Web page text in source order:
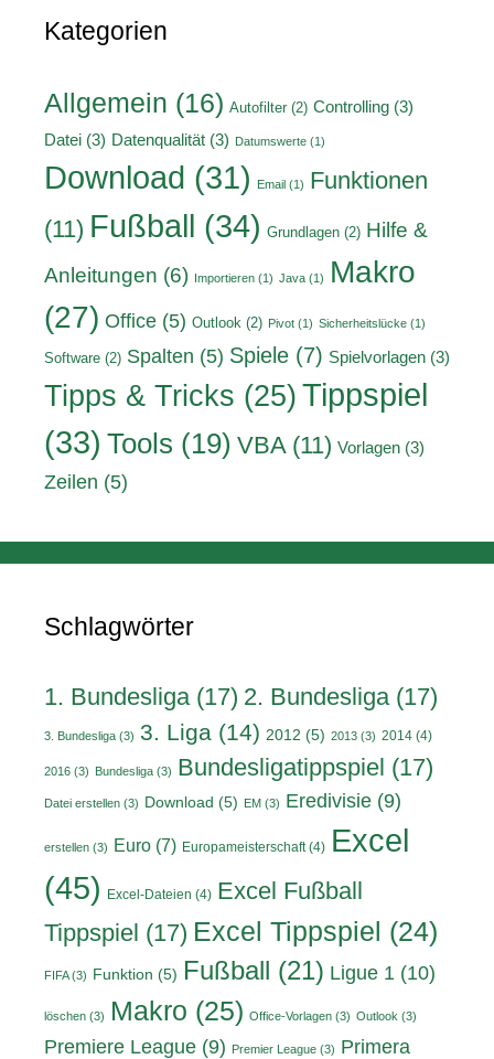
Kategorien
Allgemein (16) Autofilter (2) Controlling (3)
Datei (3) Datenqualität (3) Datumswerte (1)
Download (31) Email (1) Funktionen
(11) Fußball (34) Grundlagen (2) Hilfe &
Anleitungen (6) Importieren (1) Java (1)
Makro
(27) Office (5) Outlook (2) Pivot (1) Sicherheitslücke (1)
Software (2) Spalten (5) Spiele (7) Spielvorlagen (3)
Tipps & Tricks (25)Tippspiel
(33) Tools (19) VBA(11) Vorlagen (3)
Zeilen (5)
Schlagwörter
1. Bundesliga(17) 2. Bundesliga(17)
3. Bundesliga (3) 3. Liga (14) 2012 (5) 2013 (3) 2014 (4)
2016 (3) Bundesliga (3) Bundesligatippspiel (17)
Datei erstellen (3) Download (5) EM (3) Eredivisie (9)
erstellen (3) Euro (7) Europameisterschaft(4) Excel
(45)
Excel-Dateien (4) Excel Fußball
Tippspiel (17) Excel Tippspiel (24)
FIFA(3) Funktion (5) Fußball (21) Ligue 1 (10)
löschen (3) Makro (25) Office-Vorlagen (3) Outlook (3)
Premiere League (9) Premier League (3) Primera